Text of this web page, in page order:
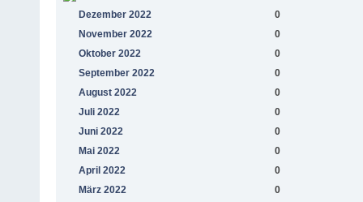
Dezember 2022
0
November 2022
0
Oktober 2022
0
September 2022
0
August 2022
0
Juli 2022
0
Juni 2022
0
Mai 2022
0
April 2022
0
März 2022
0